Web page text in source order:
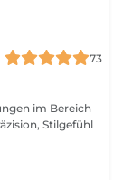
73
im Bereich
Stilgefühl